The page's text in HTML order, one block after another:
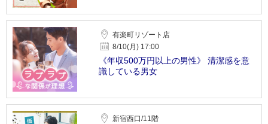
有楽町リゾート店
8/10(月) 17:00
《年収500万円以上の男性》 清潔感を意
識している男女
新宿西口/11階